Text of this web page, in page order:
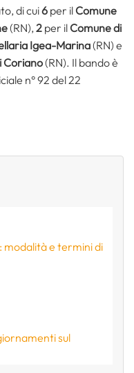
di cui6 per il Comune
(RN), 2 per il Comune di
Igea-Marina(RN) e
Coriano(RN). Il bando è
n° 92 del 22
modalità e termini di
sul